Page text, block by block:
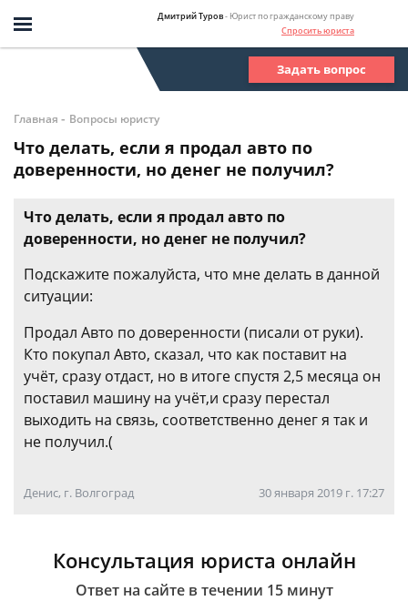
Дмитрий Туров- Юрист по гражданскому праву
Спросить юриста
Задать вопрос
Главная - Вопросы юристу
Что делать, если я продал авто по
доверенности, но денег не получил?
Что делать, если я продал авто по
доверенности, но денег не получил?
Подскажите пожалуйста, что мне делать в данной
ситуации:
Продал Авто по доверенности (писали от руки).
Кто покупал Авто, сказал, что как поставит на
учёт, сразу отдаст, но в итоге спустя 2,5 месяца он
поставил машину на учёт,и сразу перестал
выходить на связь, соответственно денег я так и
не получил.(
Денис, г. Волгоград 30 января 2019 г. 17:27
Консультация юриста онлайн
Ответ на сайте в течении 15 минут